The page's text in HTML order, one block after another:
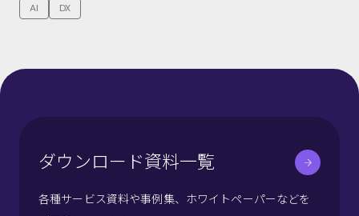
AI DX
ダウンロード資料一覧
各種サービス資料や事例集、ホワイトペーパーなどを